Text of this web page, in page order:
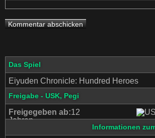
Das Spiel
Eiyuden Chronicle: Hundred Heroes
Freigabe - USK, Pegi
Freigegeben ab:12
Jahren
Informationen